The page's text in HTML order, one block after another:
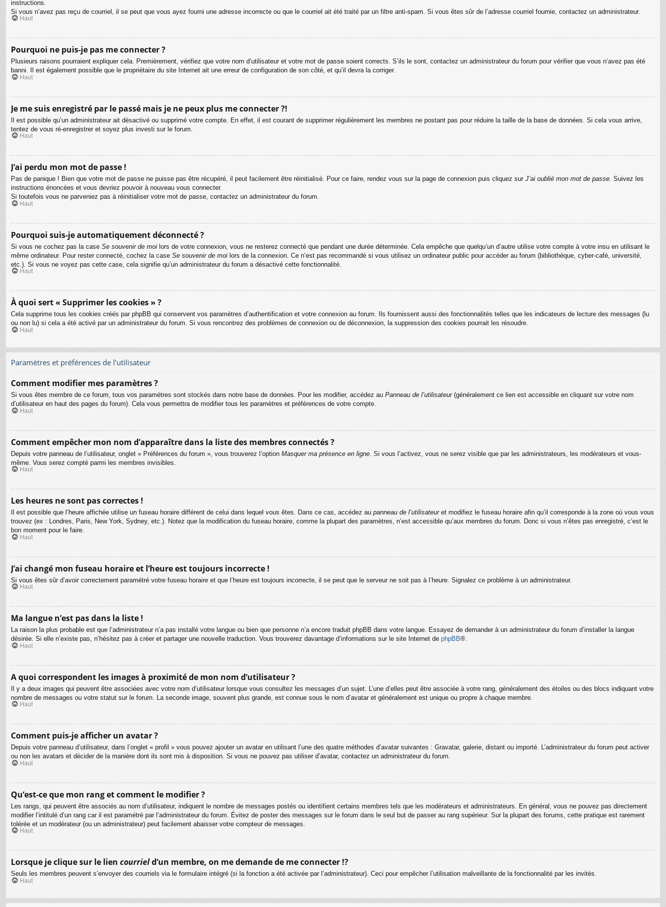
instructions.
Si vous n’avez pas reçu de courriel, il se peut que vous ayez fourni une adresse incorrecte ou que le courriel ait été traité par un filtre anti-spam. Si vous êtes sûr de l’adresse courriel fournie, contactez un administrateur.
Haut
Pourquoi ne puis-je pas me connecter ?
Plusieurs raisons pourraient expliquer cela. Premièrement, vérifiez que votre nom d’utilisateur et votre mot de passe soient corrects. S’ils le sont, contactez un administrateur du forum pour vérifier que vous n’avez pas été
banni. Il est également possible que le propriétaire du site Internet ait une erreur de configuration de son côté, et qu’il devra la corriger.
Haut
Je me suis enregistré par le passé mais je ne peux plus me connecter ?!
Il est possible qu’un administrateur ait désactivé ou supprimé votre compte. En effet, il est courant de supprimer régulièrement les membres ne postant pas pour réduire la taille de la base de données. Si cela vous arrive,
tentez de vous ré-enregistrer et soyez plus investi sur le forum.
Haut
J’ai perdu mon mot de passe !
Pas de panique ! Bien que votre mot de passe ne puisse pas être récupéré, il peut facilement être réinitialisé. Pour ce faire, rendez vous sur la page de connexion puis cliquez sur J’ai oublié mon mot de passe. Suivez les
instructions énoncées et vous devriez pouvoir à nouveau vous connecter.
Si toutefois vous ne parveniez pas à réinitialiser votre mot de passe, contactez un administrateur du forum.
Haut
Pourquoi suis-je automatiquement déconnecté ?
Si vous ne cochez pas la case Se souvenir de moi lors de votre connexion, vous ne resterez connecté que pendant une durée déterminée. Cela empêche que quelqu’un d’autre utilise votre compte à votre insu en utilisant le
même ordinateur. Pour rester connecté, cochez la case Se souvenir de moi lors de la connexion. Ce n’est pas recommandé si vous utilisez un ordinateur public pour accéder au forum (bibliothèque, cyber-café, université,
etc.). Si vous ne voyez pas cette case, cela signifie qu’un administrateur du forum a désactivé cette fonctionnalité.
Haut
À quoi sert « Supprimer les cookies » ?
Cela supprime tous les cookies créés par phpBB qui conservent vos paramètres d’authentification et votre connexion au forum. Ils fournissent aussi des fonctionnalités telles que les indicateurs de lecture des messages (lu
ou non lu) si cela a été activé par un administrateur du forum. Si vous rencontrez des problèmes de connexion ou de déconnexion, la suppression des cookies pourrait les résoudre.
Haut
Paramètres et préférences de l’utilisateur
Comment modifier mes paramètres ?
Si vous êtes membre de ce forum, tous vos paramètres sont stockés dans notre base de données. Pour les modifier, accédez au Panneau de l’utilisateur(généralement ce lien est accessible en cliquant sur votre nom
d’utilisateur en haut des pages du forum). Cela vous permettra de modifier tous les paramètres et préférences de votre compte.
Haut
Comment empêcher mon nom d’apparaître dans la liste des membres connectés ?
Depuis votre panneau de l’utilisateur, onglet « Préférences du forum », vous trouverez l’option Masquer ma présence en ligne . Si vous l’activez, vous ne serez visible que par les administrateurs, les modérateurs et vous-
même. Vous serez compté parmi les membres invisibles.
Haut
Les heures ne sont pas correctes !
Il est possible que l’heure affichée utilise un fuseau horaire différent de celui dans lequel vous êtes. Dans ce cas, accédez au panneau de l’utilisateuret modifiez le fuseau horaire afin qu’il corresponde à la zone où vous vous
trouvez (ex : Londres, Paris, New York, Sydney, etc.). Notez que la modification du fuseau horaire, comme la plupart des paramètres, n’est accessible qu’aux membres du forum. Donc si vous n’êtes pas enregistré, c’est le
bon moment pour le faire.
Haut
J’ai changé mon fuseau horaire et l’heure est toujours incorrecte !
Si vous êtes sûr d’avoir correctement paramétré votre fuseau horaire et que l’heure est toujours incorrecte, il se peut que le serveur ne soit pas à l’heure. Signalez ce problème à un administrateur.
Haut
Ma langue n’est pas dans la liste !
La raison la plus probable est que l’administrateur n’a pas installé votre langue ou bien que personne n’a encore traduit phpBB dans votre langue. Essayez de demander à un administrateur du forum d’installer la langue
désirée. Si elle n’existe pas, n’hésitez pas à créer et partager une nouvelle traduction. Vous trouverez davantage d’informations sur le site Internet de phpBB®.
Haut
A quoi correspondent les images à proximité de mon nom d’utilisateur ?
Il y a deux images qui peuvent être associées avec votre nom d’utilisateur lorsque vous consultez les messages d’un sujet. L’une d’elles peut être associée à votre rang, généralement des étoiles ou des blocs indiquant votre
nombre de messages ou votre statut sur le forum. La seconde image, souvent plus grande, est connue sous le nom d’avatar et généralement est unique ou propre à chaque membre.
Haut
Comment puis-je afficher un avatar ?
Depuis votre panneau d’utilisateur, dans l’onglet « profil » vous pouvez ajouter un avatar en utilisant l’une des quatre méthodes d’avatar suivantes : Gravatar, galerie, distant ou importé. L’administrateur du forum peut activer
ou non les avatars et décider de la manière dont ils sont mis à disposition. Si vous ne pouvez pas utiliser d’avatar, contactez un administrateur du forum.
Haut
Qu’est-ce que mon rang et comment le modifier ?
Les rangs, qui peuvent être associés au nom d’utilisateur, indiquent le nombre de messages postés ou identifient certains membres tels que les modérateurs et administrateurs. En général, vous ne pouvez pas directement
modifier l’intitulé d’un rang car il est paramétré par l’administrateur du forum. Évitez de poster des messages sur le forum dans le seul but de passer au rang supérieur. Sur la plupart des forums, cette pratique est rarement
tolérée et un modérateur (ou un administrateur) peut facilement abaisser votre compteur de messages.
Haut
Lorsque je clique sur le lien courrield’un membre, on me demande de me connecter !?
Seuls les membres peuvent s’envoyer des courriels via le formulaire intégré (si la fonction a été activée par l’administrateur). Ceci pour empêcher l’utilisation malveillante de la fonctionnalité par les invités.
Haut